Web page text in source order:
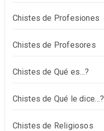
Chistes de Profesiones
Chistes de Profesores
Chistes de Qué es…?
Chistes de Qué le dice…?
Chistes de Religiosos